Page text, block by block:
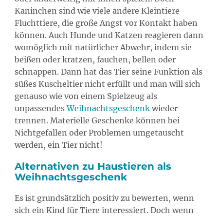
Kaninchen sind wie viele andere Kleintiere
Fluchttiere, die große Angst vor Kontakt haben
können. Auch Hunde und Katzen reagieren dann
womöglich mit natürlicher Abwehr, indem sie
beißen oder kratzen, fauchen, bellen oder
schnappen. Dann hat das Tier seine Funktion als
süßes Kuscheltier nicht erfüllt und man will sich
genauso wie von einem Spielzeug als
unpassendesWeihnachtsgeschenk wieder
trennen. Materielle Geschenke können bei
Nichtgefallen oder Problemen umgetauscht
werden, ein Tier nicht!
Alternativen zu Haustieren als
Weihnachtsgeschenk
Es ist grundsätzlich positiv zu bewerten, wenn
sich ein Kind für Tiere interessiert. Doch wenn